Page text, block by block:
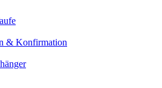
& Konfirmation